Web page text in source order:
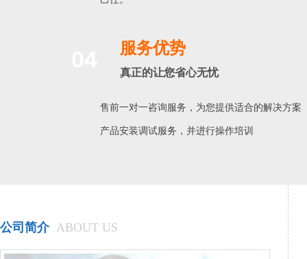
服务优势
真正的让您省心无忧
售前一对一咨询服务，为您提供适合的解决方案
产品安装调试服务，并进行操作培训
公司简介 ABOUT US